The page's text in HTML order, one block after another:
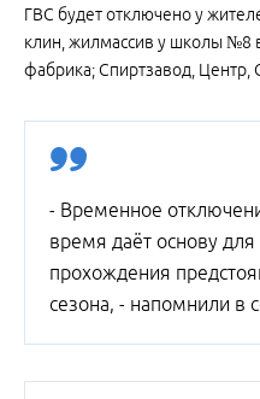
ГВС будет отключено у
клин, жилмассив у школы №8
фабрика; Спиртзавод, Центр,
- Временное
время даёт основу для
прохождения
сезона, - напомнили в